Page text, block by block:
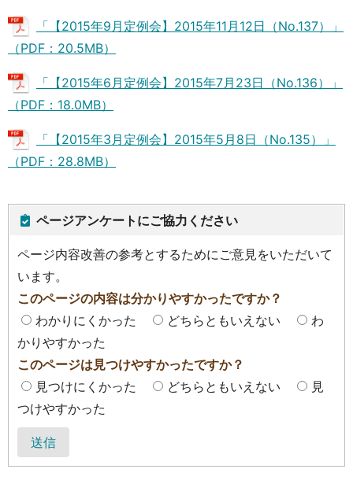
「【2015年9月定例会】2015年11月12日（No.137）」
（PDF：20.5MB）
「【2015年6月定例会】2015年7月23日（No.136）」
（PDF：18.0MB）
「【2015年3月定例会】2015年5月8日（No.135）」
（PDF：28.8MB）
ページアンケートにご協力ください
ページ内容改善の参考とするためにご意見をいただいて
います。
このページの内容は分かりやすかったですか？
わかりにくかった
どちらともいえない
わ
かりやすかった
このページは見つけやすかったですか？
見つけにくかった
どちらともいえない
見
つけやすかった
送信